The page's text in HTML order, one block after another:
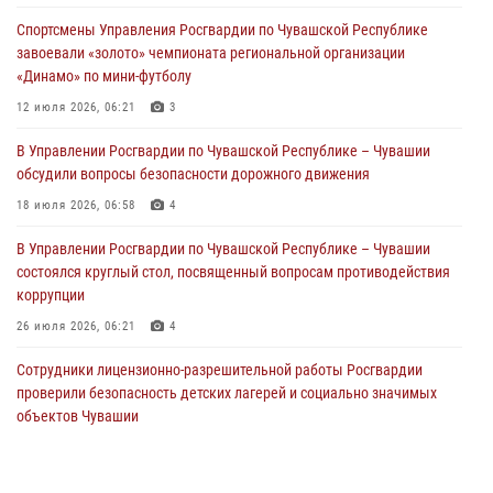
01 августа 2026, 00:01
В Чебоксарах при участии спецназа Росгвардии изъята крупная
партия немаркированной никотиносодержащей продукции (видео)
Сотрудник вневедомственной охраны Росгвардии рассказал
корреспонденту Издательского дома «Хыпар» о службе в ВДВ
Спортсмены Управления Росгвардии по Чувашской Республике
завоевали «золото» чемпионата региональной организации
«Динамо» по мини-футболу
12 июля 2026, 06:21 3
В Управлении Росгвардии по Чувашской Республике – Чувашии
обсудили вопросы безопасности дорожного движения
18 июля 2026, 06:58 4
В Управлении Росгвардии по Чувашской Республике – Чувашии
состоялся круглый стол, посвященный вопросам противодействия
коррупции
26 июля 2026, 06:21 4
Сотрудники лицензионно-разрешительной работы Росгвардии
проверили безопасность детских лагерей и социально значимых
объектов Чувашии